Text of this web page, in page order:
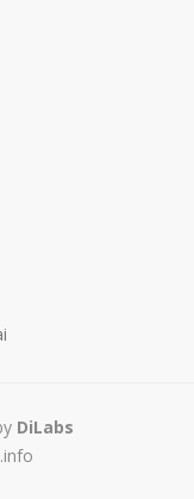
DiLabs